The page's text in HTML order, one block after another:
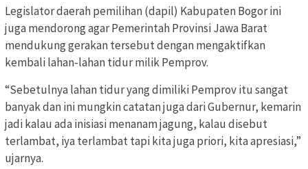
Legislator daerah pemilihan (dapil) Kabupaten Bogor ini
juga mendorong agar Pemerintah Provinsi Jawa Barat
mendukung gerakan tersebut dengan mengaktifkan
kembali lahan-lahan tidur milik Pemprov.
“Sebetulnya lahan tidur yang dimiliki Pemprov itu sangat
banyak dan ini mungkin catatan juga dari Gubernur, kemarin
jadi kalau ada inisiasi menanam jagung, kalau disebut
terlambat, iya terlambat tapi kita juga priori, kita apresiasi,”
ujarnya.